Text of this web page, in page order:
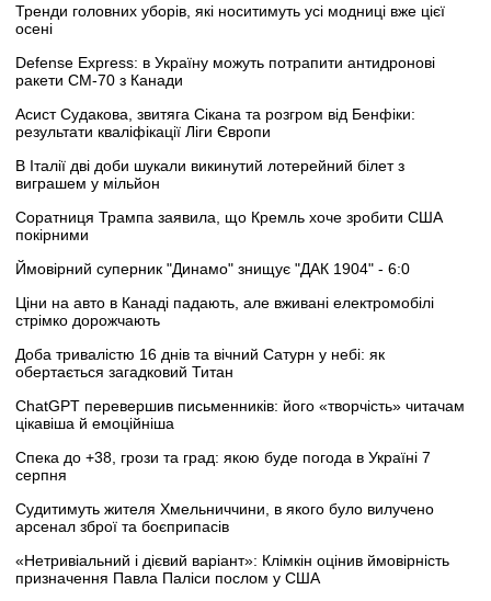
Тренди головних уборів, які носитимуть усі модниці вже цієї
осені
Defense Express: в Україну можуть потрапити антидронові
ракети CM-70 з Канади
Асист Судакова, звитяга Сікана та розгром від Бенфіки:
результати кваліфікації Ліги Європи
В Італії дві доби шукали викинутий лотерейний білет з
виграшем у мільйон
Соратниця Трампа заявила, що Кремль хоче зробити США
покірними
Ймовірний суперник "Динамо" знищує "ДАК 1904" - 6:0
Ціни на авто в Канаді падають, але вживані електромобілі
стрімко дорожчають
Доба тривалістю 16 днів та вічний Сатурн у небі: як
обертається загадковий Титан
ChatGPT перевершив письменників: його «творчість» читачам
цікавіша й емоційніша
Спека до +38, грози та град: якою буде погода в Україні 7
серпня
Судитимуть жителя Хмельниччини, в якого було вилучено
арсенал зброї та боєприпасів
«Нетривіальний і дієвий варіант»: Клімкін оцінив ймовірність
призначення Павла Паліси послом у США